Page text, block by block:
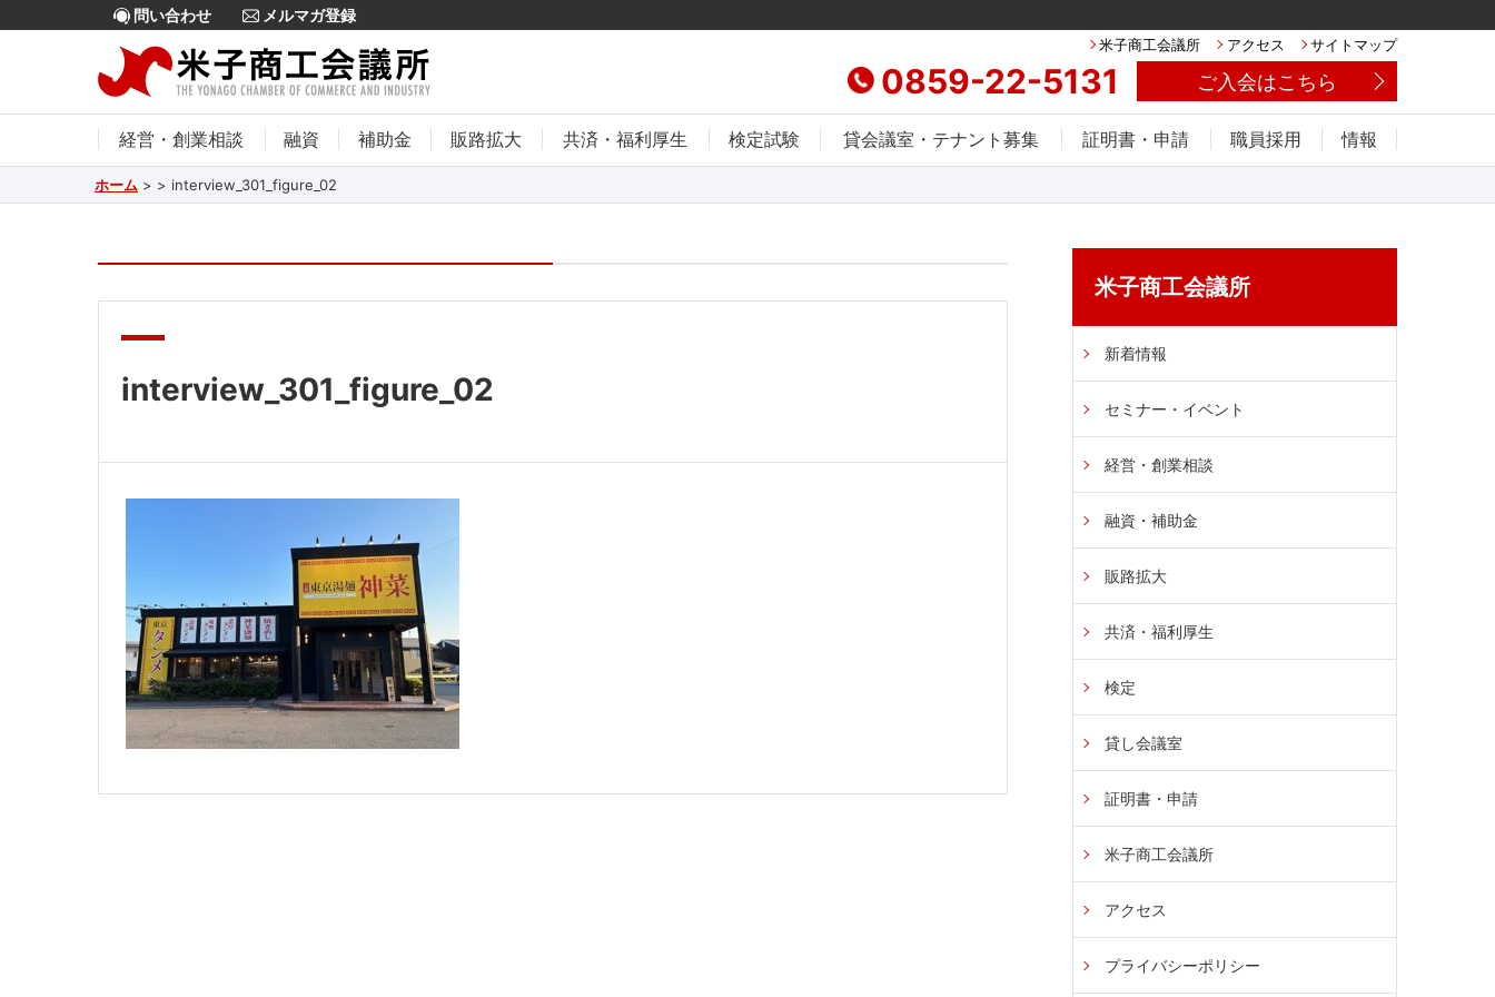
問い合わせ メルマガ登録
米子商工会議所 アクセス サイトマップ
ご入会はこちら
0859-22-5131
経営・創業相談 融資 補助金 販路拡大 共済・福利厚生 検定試験 貸会議室・テナント募集 証明書・申請 職員採用 情報
ホーム > > interview_301_figure_02
interview_301_figure_02
米子商工会議所
新着情報
セミナー・イベント
経営・創業相談
融資・補助金
販路拡大
共済・福利厚生
検定
貸し会議室
証明書・申請
米子商工会議所
アクセス
プライバシーポリシー